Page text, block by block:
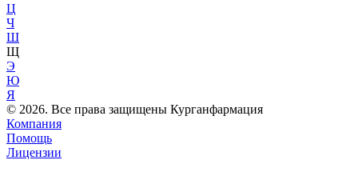
Ц
Ч
Ш
Щ
Э
Ю
Я
© 2026. Все права защищены Курганфармация
Компания
Помощь
Лицензии